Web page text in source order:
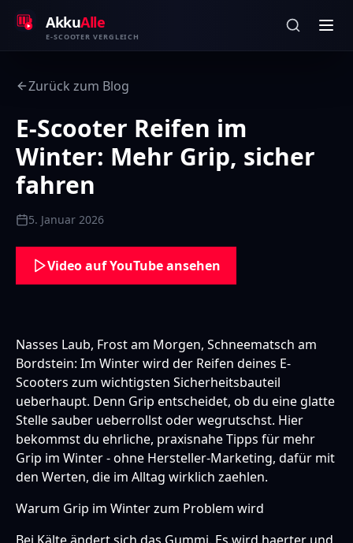
AkkuAlle
E-SCOOTER VERGLEICH
Zurück zum Blog
E-Scooter Reifen im
Winter: Mehr Grip, sicher
fahren
5. Januar 2026
Video auf YouTube ansehen
Nasses Laub, Frost am Morgen, Schneematsch am
Bordstein: Im Winter wird der Reifen deines E-
Scooters zum wichtigsten Sicherheitsbauteil
ueberhaupt. Denn Grip entscheidet, ob du eine glatte
Stelle sauber ueberrollst oder wegrutschst. Hier
bekommst du ehrliche, praxisnahe Tipps für mehr
Grip im Winter - ohne Hersteller-Marketing, dafür mit
den Werten, die im Alltag wirklich zaehlen.
Warum Grip im Winter zum Problem wird